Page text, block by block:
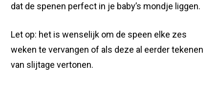
dat de spenen perfect in je baby’s mondje liggen.
Let op: het is wenselijk om de speen elke zes
weken te vervangen of als deze al eerder tekenen
van slijtage vertonen.